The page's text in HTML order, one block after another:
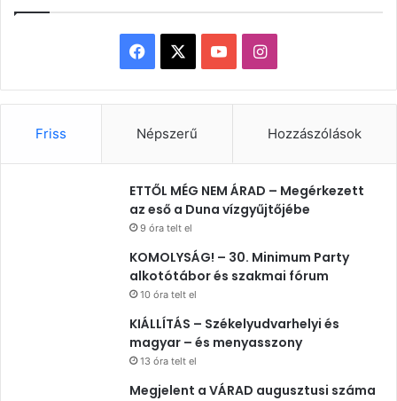
Facebook YouTubeInstagram
Friss Népszerű Hozzászólások
ETTŐL MÉG NEM ÁRAD – Megérkezett
az eső a Duna vízgyűjtőjébe
9 óra telt el
KOMOLYSÁG! – 30. Minimum Party
alkotótábor és szakmai fórum
10 óra telt el
KIÁLLÍTÁS – Székelyudvarhelyi és
magyar – és menyasszony
13 óra telt el
Megjelent a VÁRAD augusztusi száma